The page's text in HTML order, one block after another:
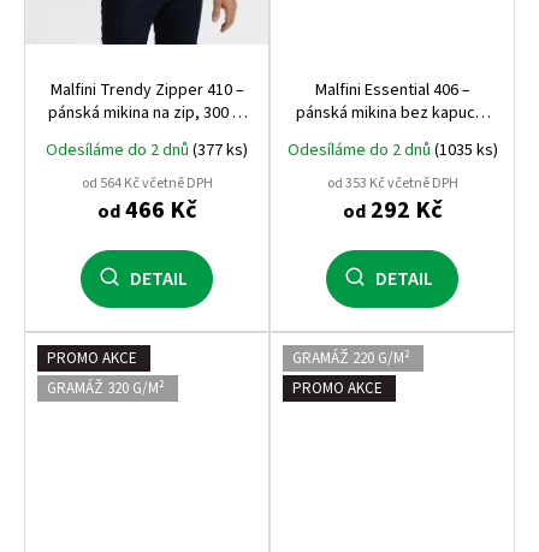
Malfini Trendy Zipper 410 –
pánská mikina na zip, 300 g,
počesaná vnitřní strana,
nejúspěšnější mikina Malfini
Odesíláme do 2 dnů (377 ks)
od 564 Kč včetně DPH
od466 Kč
DETAIL
Malfini Essential 406 –
pánská mikina bez kapuce,
kvalitní a pohodlná, vhodná
pro potisk i výšivku
Odesíláme do 2 dnů (1035 ks)
od 353 Kč včetně DPH
od292 Kč
DETAIL
PROMO AKCE
GRAMÁŽ 320 G/M²
GRAMÁŽ 220 G/M²
PROMO AKCE